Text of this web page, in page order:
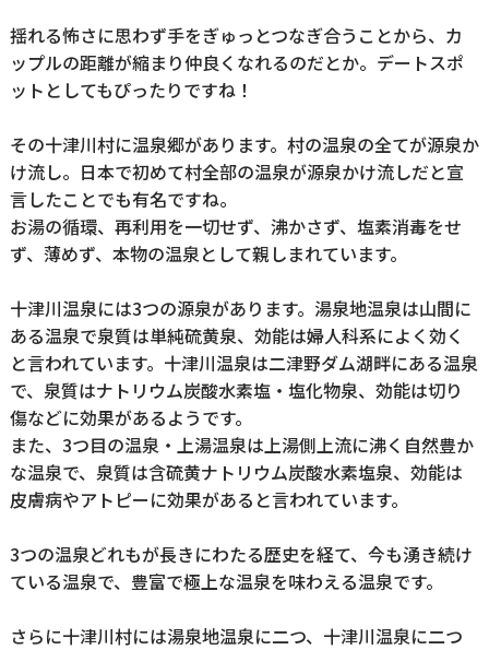
揺れる怖さに思わず手をぎゅっとつなぎ合うことから、カ
ップルの距離が縮まり仲良くなれるのだとか。デートスポ
ットとしてもぴったりですね！
その十津川村に温泉郷があります。村の温泉の全てが源泉か
け流し。日本で初めて村全部の温泉が源泉かけ流しだと宣
言したことでも有名ですね。
お湯の循環、再利用を一切せず、沸かさず、塩素消毒をせ
ず、薄めず、本物の温泉として親しまれています。
十津川温泉には3つの源泉があります。湯泉地温泉は山間に
ある温泉で泉質は単純硫黄泉、効能は婦人科系によく効く
と言われています。十津川温泉は二津野ダム湖畔にある温泉
で、泉質はナトリウム炭酸水素塩・塩化物泉、効能は切り
傷などに効果があるようです。
また、3つ目の温泉・上湯温泉は上湯側上流に沸く自然豊か
な温泉で、泉質は含硫黄ナトリウム炭酸水素塩泉、効能は
皮膚病やアトピーに効果があると言われています。
3つの温泉どれもが長きにわたる歴史を経て、今も湧き続け
ている温泉で、豊富で極上な温泉を味わえる温泉です。
さらに十津川村には湯泉地温泉に二つ、十津川温泉に二つ